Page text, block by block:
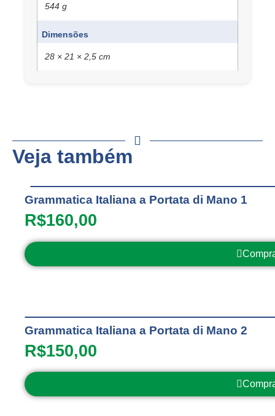
544 g
Dimensões
28 × 21 × 2,5 cm
Veja também
Grammatica Italiana a Portata di Mano 1
R$160,00
Grammatica Italiana a Portata di Mano 2
R$150,00